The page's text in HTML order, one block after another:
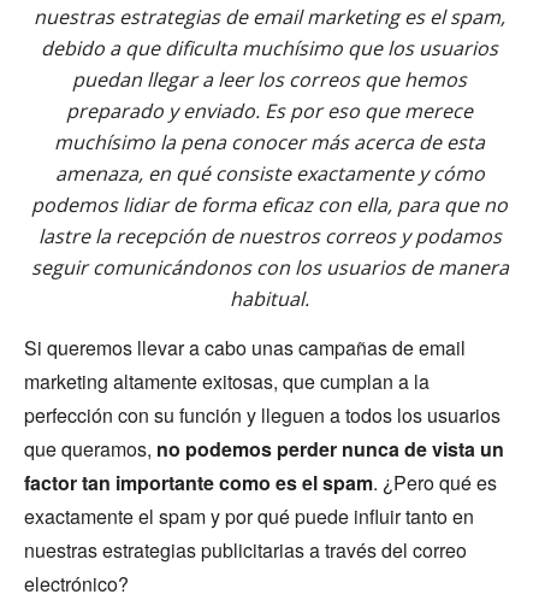
nuestras estrategias de email marketing es el spam,
debido a que dificulta muchísimo que los usuarios
puedan llegar a leer los correos que hemos
preparado y enviado. Es por eso que merece
muchísimo la pena conocer más acerca de esta
amenaza, en qué consiste exactamente y cómo
podemos lidiar de forma eficaz con ella, para que no
lastre la recepción de nuestros correos y podamos
seguir comunicándonos con los usuarios de manera
habitual.
Si queremos llevar a cabo unas campañas de email
marketing altamente exitosas, que cumplan a la
perfección con su función y lleguen a todos los usuarios
que queramos, no podemos perder nunca de vista un
factor tan importante como es el spam. ¿Pero qué es
exactamente el spam y por qué puede influir tanto en
nuestras estrategias publicitarias a través del correo
electrónico?